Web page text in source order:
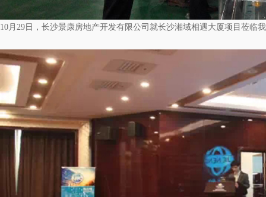
10月29日，长沙景康房地产开发有限公司就长沙湘域相遇大厦项目莅临